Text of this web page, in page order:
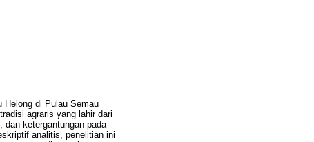
Helong di Pulau Semau
agraris yang lahir dari
dan ketergantungan pada
analitis, penelitian ini